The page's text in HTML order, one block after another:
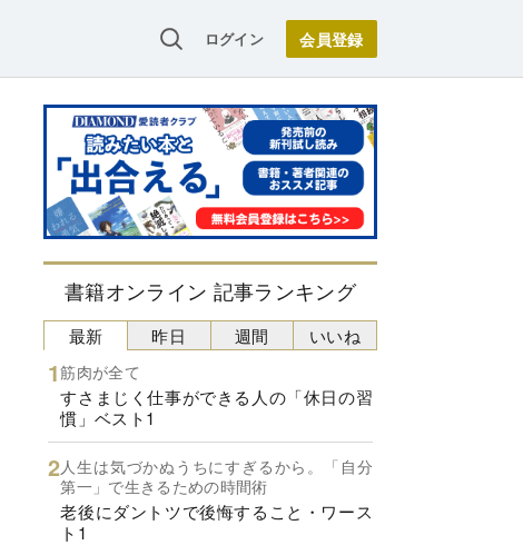
ログイン
書籍オンライン 記事ランキング
最新
筋肉が全て
すさまじく仕事ができる人の「休日の習
慣」ベスト1
人生は気づかぬうちにすぎるから。「自分
第一」で生きるための時間術
老後にダントツで後悔すること・ワース
ト1
昨日 週間 いいね